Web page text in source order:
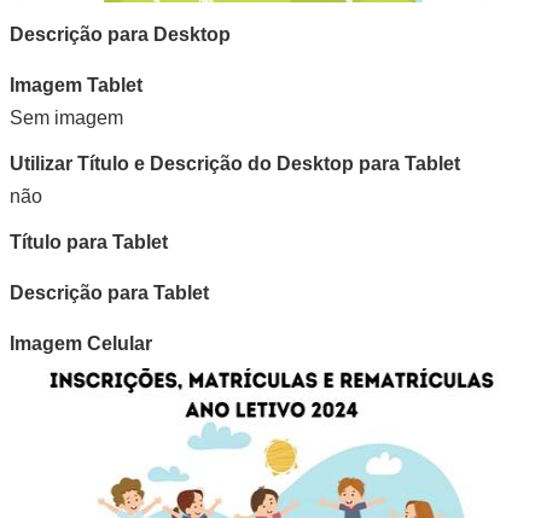
Descrição para Desktop
Imagem Tablet
Sem imagem
Utilizar Título e Descrição do Desktop para Tablet
não
Título para Tablet
Descrição para Tablet
Imagem Celular